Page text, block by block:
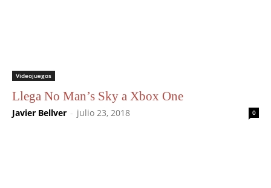
Videojuegos
Llega No Man’s Sky a Xbox One
Javier Bellver - julio 23, 2018 0